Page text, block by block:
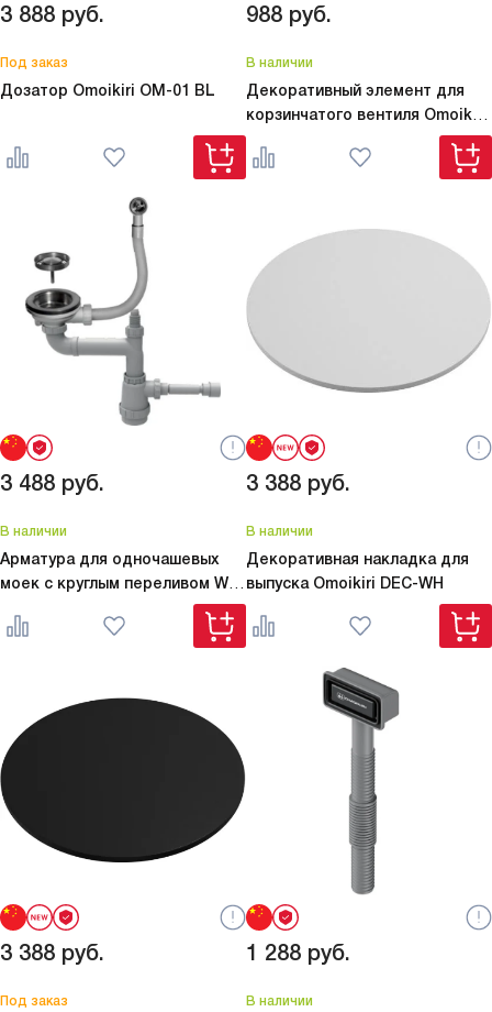
3 888 руб.
Под заказ
Дозатор Omoikiri OM-01 BL
988 руб.
В наличии
Декоративный элемент для
корзинчатого вентиля Omoikiri
3 488 руб.
В наличии
Арматура для одночашевых
моек с круглым переливом WK-
3 388 руб.
В наличии
Декоративная накладка для
выпуска Omoikiri DEC-WH
3 388 руб.
Под заказ
1 288 руб.
В наличии